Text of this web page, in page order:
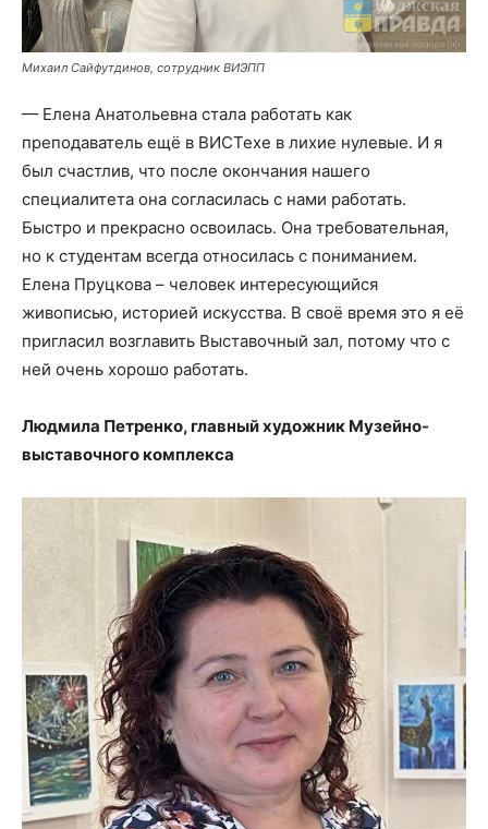
Михаил Сайфутдинов, сотрудник ВИЭПП
— Елена Анатольевна стала работать как
преподаватель ещё в ВИСТехе в лихие нулевые. И я
был счастлив, что после окончания нашего
специалитета она согласилась с нами работать.
Быстро и прекрасно освоилась. Она требовательная,
но к студентам всегда относилась с пониманием.
Елена Пруцкова – человек интересующийся
живописью, историей искусства. В своё время это я её
пригласил возглавить Выставочный зал, потому что с
ней очень хорошо работать.
Людмила Петренко, главный художник Музейно-
выставочного комплекса